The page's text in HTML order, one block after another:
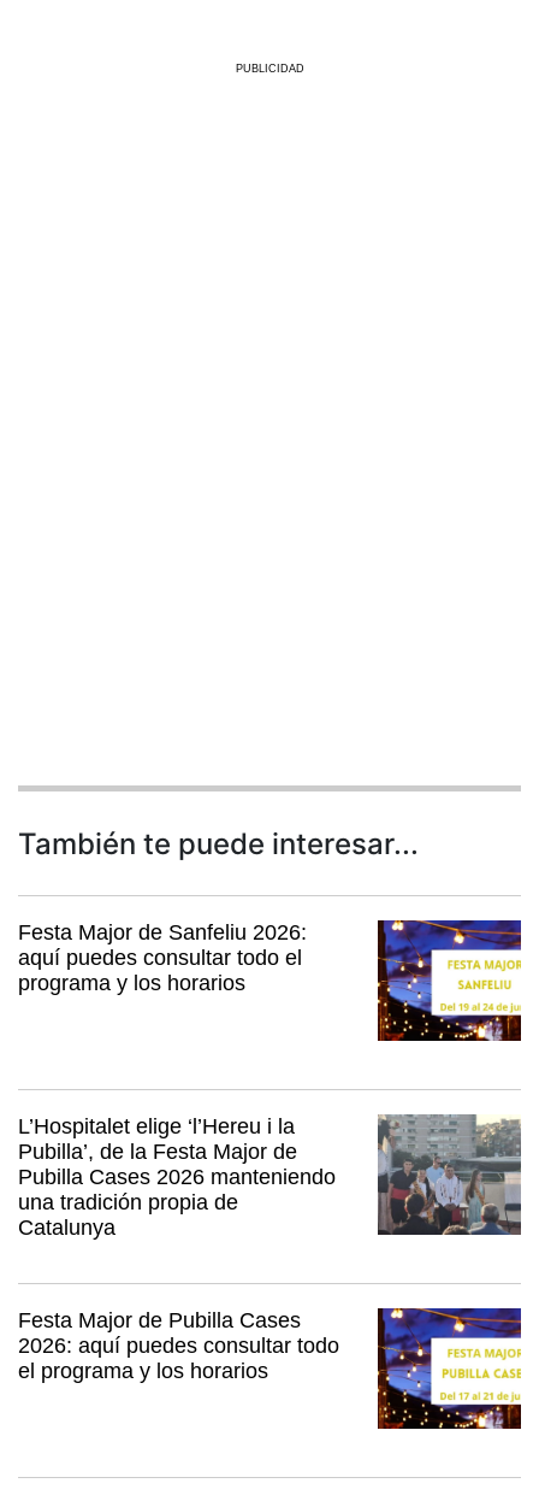
PUBLICIDAD
También te puede interesar...
Festa Major de Sanfeliu 2026:
aquí puedes consultar todo el
programa y los horarios
L’Hospitalet elige ‘l’Hereu i la
Pubilla’, de la Festa Major de
Pubilla Cases 2026 manteniendo
una tradición propia de
Catalunya
Festa Major de Pubilla Cases
2026: aquí puedes consultar todo
el programa y los horarios